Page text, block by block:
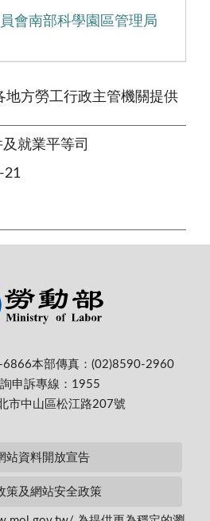
會南部科學園區管理局
地方勞工行政主管機關提供
就業平等司
21
6866本部傳真：(02)8590-2960
申訴專線：1955
市中山區松江路207號
站資料開放宣告
策及網站安全政策